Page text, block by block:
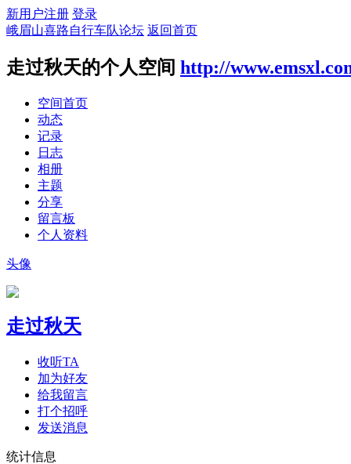
新用户注册 登录
峨眉山喜路自行车队论坛 返回首页
走过秋天的个人空间 http://
空间首页
动态
记录
日志
相册
主题
分享
留言板
个人资料
头像
走过秋天
收听TA
加为好友
给我留言
打个招呼
发送消息
统计信息